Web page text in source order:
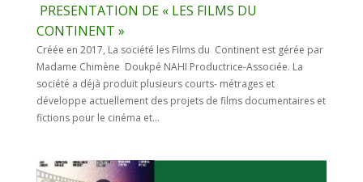
PRESENTATION DE « LES FILMS DU
CONTINENT »
Créée en 2017, La société les Films du Continent est gérée par
Madame Chimène Doukpé NAHI Productrice-Associée. La
société a déjà produit plusieurs courts- métrages et
développe actuellement des projets de films documentaires et
fictions pour le cinéma et...